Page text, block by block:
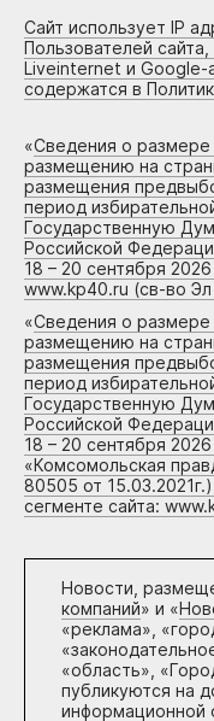
Сайт использует IP
Пользователей
Liveinternet и Google-
содержатся в
«Сведения о размере
размещению на
размещения
период
Государственную
Российской
18 – 20 сентября
www.kp40.ru (св-во
«Сведения о размере
размещению на
размещения
период
Государственную
Российской
18 – 20 сентября
«Комсомольская
80505 от
сегменте сайта:
Новости,
компаний» и «
«реклама»,
«область»,
публикуются на
информационной